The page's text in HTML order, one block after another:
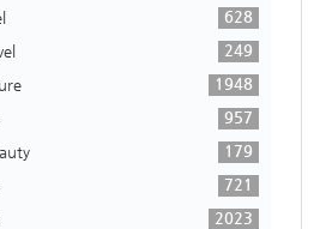
628
249
1948
957
179
721
2023